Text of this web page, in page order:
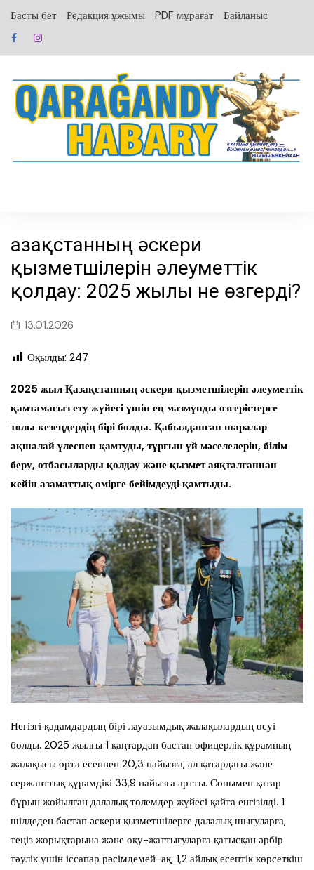
содержанию
Басты бет Редакция ұжымы PDF мұрағат Байланыс
Қазақстанның әскери
қызметшілерін әлеуметтік
қолдау: 2025 жылы не өзгерді?
13.01.2026
Оқылды: 247
2025 жыл Қазақстанның әскери қызметшілерін әлеуметтік
қамтамасыз ету жүйесі үшін ең мазмұнды өзгерістерге
толы кезеңдердің бірі болды. Қабылданған шаралар
ақшалай үлеспен қамтуды, тұрғын үй мәселелерін, білім
беру, отбасыларды қолдау және қызмет аяқталғаннан
кейін азаматтық өмірге бейімдеуді қамтыды.
Негізгі қадамдардың бірі лауазымдық жалақылардың өсуі
болды. 2025 жылғы 1 қаңтардан бастап офицерлік құрамның
жалақысы орта есеппен 20,3 пайызға, ал қатардағы және
сержанттық құрамдікі 33,9 пайызға артты. Сонымен қатар
бұрын жойылған далалық төлемдер жүйесі қайта енгізілді. 1
шілдеден бастап әскери қызметшілерге далалық шығуларға,
теңіз жорықтарына және оқу-жаттығуларға қатысқан әрбір
тәулік үшін іссапар рәсімдемей-ақ, 1,2 айлық есептік көрсеткіш